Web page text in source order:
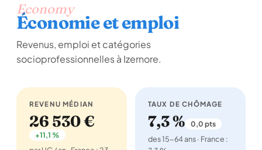
Economy
Économie et emploi
Revenus, emploi et catégories
socioprofessionnelles à Izernore.
REVENU MÉDIAN
26 530 €
+11,1 %
TAUX DE CHÔMAGE
7,3 % 0,0 pts
des 15-64 ans · France :